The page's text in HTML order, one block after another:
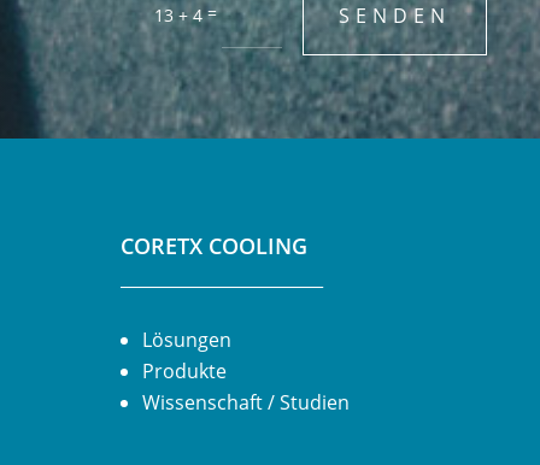
13 + 4= SENDEN
CORETX COOLING
Lösungen
Produkte
Wissenschaft / Studien